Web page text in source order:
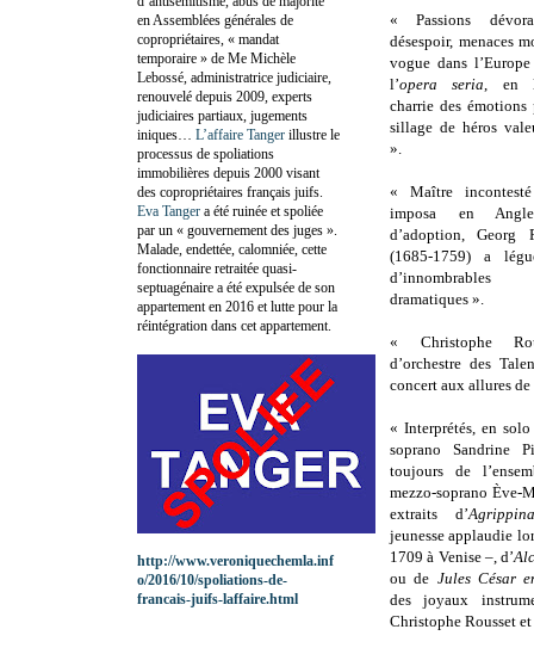
« Passions
désespoir, menaces
vogue dans
l’opera seria, en
charrie des émotions
sillage de héros
».
« Maître
imposa en
d’adoption, Georg
(1685-1759) a
d’innombrables
dramatiques ».
« Christophe
d’orchestre des
concert aux allures
« Interprétés, en
soprano Sandrine
toujours de
mezzo-soprano Ève-
extraits d’
jeunesse applaudie
1709 à Venise –, d’
ou de Jules César
des joyaux
Christophe Rousset
en Assemblées générales de
copropriétaires, « mandat
temporaire » de Me Michèle
Lebossé, administratrice judiciaire,
renouvelé depuis 2009, experts
judiciaires partiaux, jugements
iniques… L’affaire Tanger illustre le
processus de spoliations
immobilières depuis 2000 visant
des copropriétaires français juifs.
Eva Tanger a été ruinée et spoliée
par un « gouvernement des juges ».
Malade, endettée, calomniée, cette
fonctionnaire retraitée quasi-
septuagénaire a été expulsée de son
appartement en 2016 et lutte pour la
réintégration dans cet appartement.
http://www.veroniquechemla.inf
o/2016/10/spoliations-de-
francais-juifs-laffaire.html